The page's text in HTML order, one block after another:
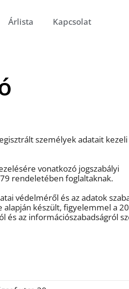
Árlista Kapcsolat
személyek adatait kezeli
vonatkozó jogszabályi
rendeletében foglaltaknak.
védelméről és az adatok
alapján készült, figyelemmel a
és az információszabadságról